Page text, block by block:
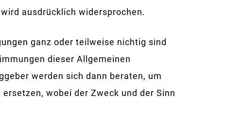
ausdrücklich widersprochen.
ganz oder teilweise nichtig sind
dieser Allgemeinen
werden sich dann beraten, um
wobei der Zweck und der Sinn